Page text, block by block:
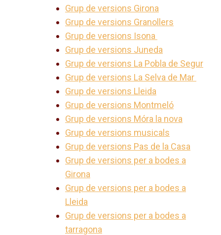
Grup de versions Girona
Grup de versions Granollers
Grup de versions Isona
Grup de versions Juneda
Grup de versions La Pobla de Segur
Grup de versions La Selva de Mar
Grup de versions Lleida
Grup de versions Montmeló
Grup de versions Móra la nova
Grup de versions musicals
Grup de versions Pas de la Casa
Grup de versions per a bodes a
Girona
Grup de versions per a bodes a
Lleida
Grup de versions per a bodes a
tarragona